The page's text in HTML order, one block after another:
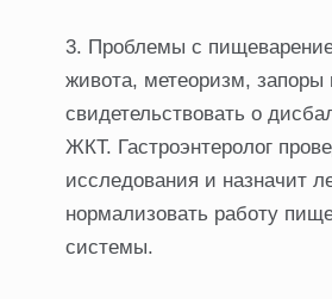
Проблемы с
живота, метеоризм, запоры
свидетельствовать о
ЖКТ. Гастроэнтеролог
исследования и назначит
нормализовать работу
системы.